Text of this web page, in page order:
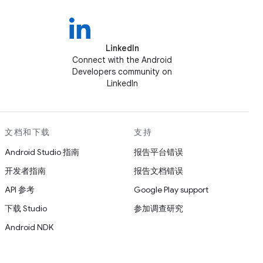
LinkedIn
Connect with the Android
Developers community on
LinkedIn
文档和下载
Android Studio 指南
开发者指南
API 参考
下载 Studio
Android NDK
支持
报告平台错误
报告文档错误
Google Play support
参加调查研究